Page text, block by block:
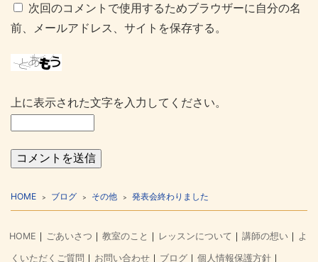
次回のコメントで使用するためブラウザーに自分の名
前、メールアドレス、サイトを保存する。
上に表示された文字を入力してください。
HOME ブログ その他 発表会終わりました
HOME ごあいさつ 教室のこと レッスンについて 講師の想い よ
くいただくご質問 お問い合わせ ブログ 個人情報保護方針